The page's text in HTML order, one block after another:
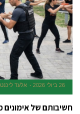
26 ביולי 2026 אלעד
חשיבותם של אימונים